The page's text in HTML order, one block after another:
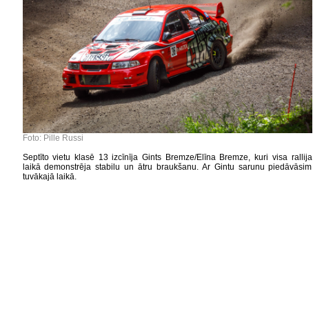
Foto: Pille Russi
Septīto vietu klasē 13 izcīnīja Gints Bremze/Elīna Bremze, kuri visa rallija
laikā demonstrēja stabilu un ātru braukšanu. Ar Gintu sarunu piedāvāsim
tuvākajā laikā.